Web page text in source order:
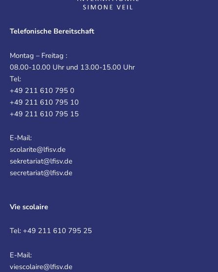
Telefonische Bereitschaft
Montag – Freitag :
08.00-10.00 Uhr und 13.00-15.00 Uhr
Tel:
+49 211 610 795 0
+49 211 610 795 10
+49 211 610 795 15
E-Mail:
scolarite@lfisv.de
sekretariat@lfisv.de
secretariat@lfisv.de
Vie scolaire
Tel: +49 211 610 795 25
E-Mail:
viescolaire@lfisv.de